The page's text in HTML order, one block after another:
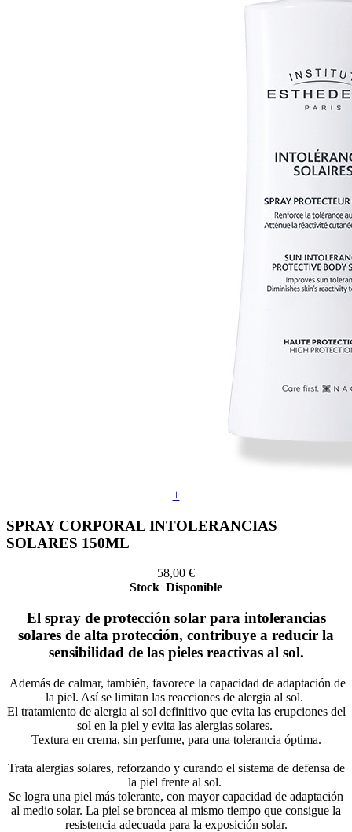
+
SPRAY CORPORAL INTOLERANCIAS
SOLARES 150ML
58,00 €
Stock Disponible
El spray de protección solar para intolerancias
solares de alta protección, contribuye a reducir la
sensibilidad de las pieles reactivas al sol.
Además de calmar, también, favorece la capacidad de adaptación de
la piel. Así se limitan las reacciones de alergia al sol.
El tratamiento de alergia al sol definitivo que evita las erupciones del
sol en la piel y evita las alergias solares.
Textura en crema, sin perfume, para una tolerancia óptima.
Trata alergias solares, reforzando y curando el sistema de defensa de
la piel frente al sol.
Se logra una piel más tolerante, con mayor capacidad de adaptación
al medio solar. La piel se broncea al mismo tiempo que consigue la
resistencia adecuada para la exposición solar.